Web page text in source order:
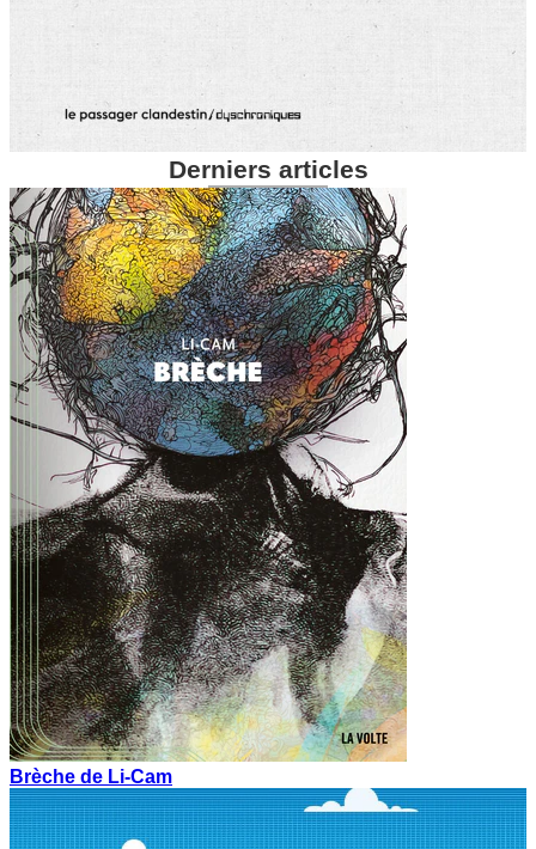
Derniers articles
Brèche de Li-Cam